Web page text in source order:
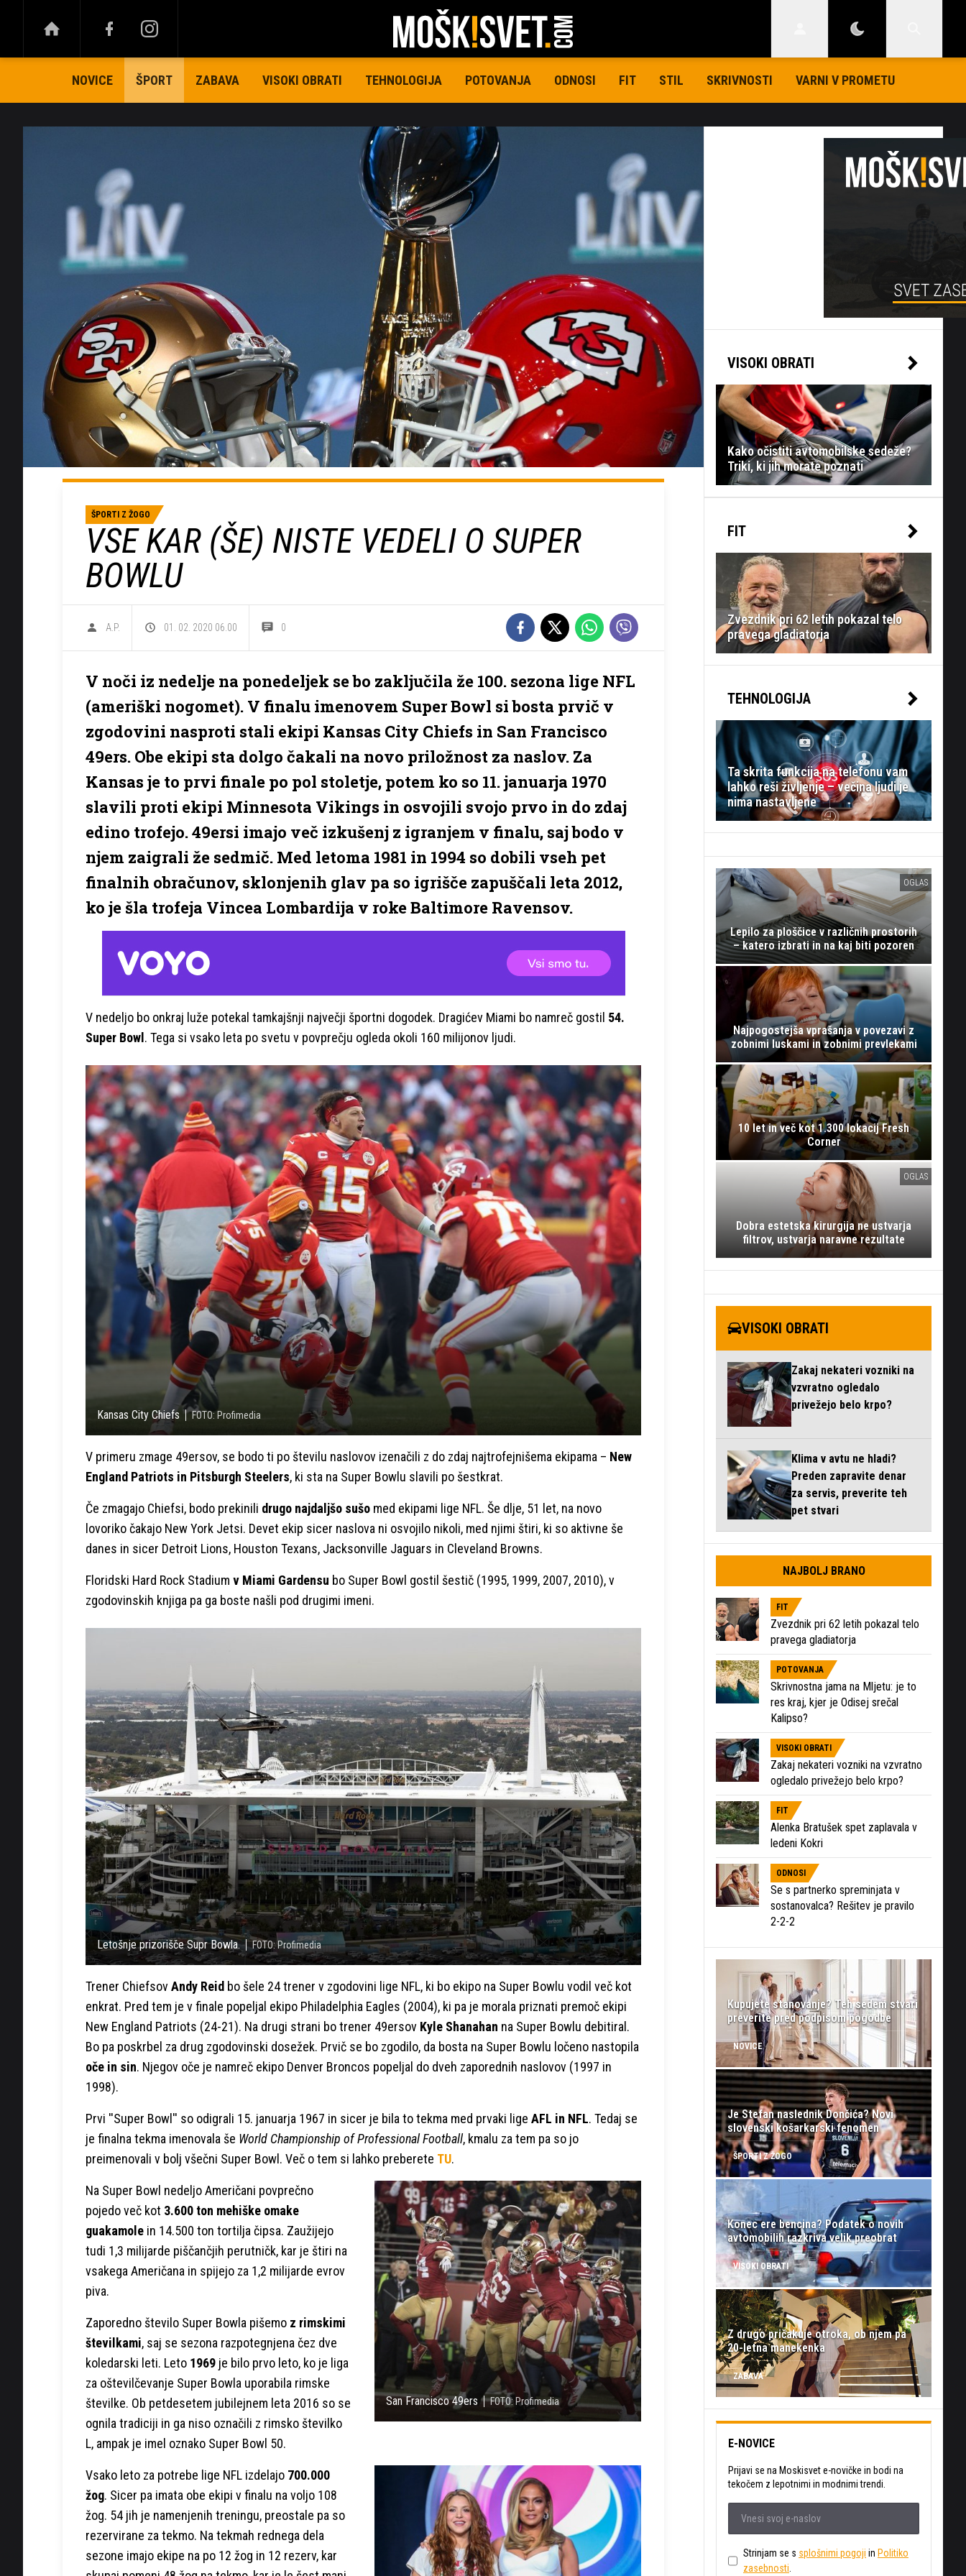
NOVICE ŠPORT ZABAVA VISOKI OBRATI TEHNOLOGIJA POTOVANJA ODNOSI FIT STIL SKRIVNOSTI VARNI V PROMETU
ŠPORTI Z ŽOGO
VSE KAR (ŠE) NISTE VEDELI O SUPER
BOWLU
A.P. 01. 02. 2020 06.00 0
V noči iz nedelje na ponedeljek se bo zaključila že 100. sezona lige NFL
(ameriški nogomet). V finalu imenovem Super Bowl si bosta prvič v
zgodovini nasproti stali ekipi Kansas City Chiefs in San Francisco
49ers. Obe ekipi sta dolgo čakali na novo priložnost za naslov. Za
Kansas je to prvi finale po pol stoletje, potem ko so 11. januarja 1970
slavili proti ekipi Minnesota Vikings in osvojili svojo prvo in do zdaj
edino trofejo. 49ersi imajo več izkušenj z igranjem v finalu, saj bodo v
njem zaigrali že sedmič. Med letoma 1981 in 1994 so dobili vseh pet
finalnih obračunov, sklonjenih glav pa so igrišče zapuščali leta 2012,
ko je šla trofeja Vincea Lombardija v roke Baltimore Ravensov.
V nedeljo bo onkraj luže potekal tamkajšnji največji športni dogodek. Dragićev Miami bo namreč gostil 54.
Super Bowl. Tega si vsako leta po svetu v povprečju ogleda okoli 160 milijonov ljudi.
Kansas City Chiefs FOTO: Profimedia
V primeru zmage 49ersov, se bodo ti po številu naslovov izenačili z do zdaj najtrofejnišema ekipama – New
England Patriots in Pitsburgh Steelers, ki sta na Super Bowlu slavili po šestkrat.
Če zmagajo Chiefsi, bodo prekinili drugo najdaljšo sušo med ekipami lige NFL. Še dlje, 51 let, na novo
lovoriko čakajo New York Jetsi. Devet ekip sicer naslova ni osvojilo nikoli, med njimi štiri, ki so aktivne še
danes in sicer Detroit Lions, Houston Texans, Jacksonville Jaguars in Cleveland Browns.
Floridski Hard Rock Stadium v Miami Gardensu bo Super Bowl gostil šestič (1995, 1999, 2007, 2010), v
zgodovinskih knjiga pa ga boste našli pod drugimi imeni.
Letošnje prizorišče Supr Bowla. FOTO: Profimedia
Trener ChiefsovAndy Reid bo šele 24 trener v zgodovini lige NFL, ki bo ekipo na Super Bowlu vodil več kot
enkrat. Pred tem je v finale popeljal ekipo Philadelphia Eagles (2004), ki pa je morala priznati premoč ekipi
New England Patriots (24-21). Na drugi strani bo trener 49ersov Kyle Shanahan na Super Bowlu debitiral.
Bo pa poskrbel za drug zgodovinski dosežek. Prvič se bo zgodilo, da bosta na Super Bowlu ločeno nastopila
oče in sin. Njegov oče je namreč ekipo Denver Broncos popeljal do dveh zaporednih naslovov (1997 in
1998).
Prvi ''Super Bowl'' so odigrali 15. januarja 1967 in sicer je bila to tekma med prvaki lige AFL in NFL. Tedaj se
je finalna tekma imenovala še World Championship of Professional Football, kmalu za tem pa so jo
preimenovali v bolj všečni Super Bowl. Več o tem si lahko preberete TU.
San Francisco 49ers FOTO: Profimedia
Na Super Bowl nedeljo Američani povprečno
pojedo več kot 3.600 ton mehiške omake
guakamole in 14.500 ton tortilja čipsa. Zaužijejo
tudi 1,3 milijarde piščančjih perutničk, kar je štiri na
vsakega Američana in spijejo za 1,2 milijarde evrov
piva.
Zaporedno število Super Bowla pišemo z rimskimi
številkami, saj se sezona razpotegnjena čez dve
koledarski leti. Leto 1969 je bilo prvo leto, ko je liga
za oštevilčevanje Super Bowla uporabila rimske
številke. Ob petdesetem jubilejnem leta 2016 so se
ognila tradiciji in ga niso označili z rimsko številko
L, ampak je imel oznako Super Bowl 50.
Vsako leto za potrebe lige NFL izdelajo 700.000
žog. Sicer pa imata obe ekipi v finalu na voljo 108
žog. 54 jih je namenjenih treningu, preostale pa so
rezervirane za tekmo. Na tekmah rednega dela
sezone imajo ekipe na po 12 žog in 12 rezerv, kar
VISOKI OBRATI
Kako očistiti avtomobilske sedeže?
Triki, ki jih morate poznati
FIT
Zvezdnik pri 62 letih pokazal telo
pravega gladiatorja
TEHNOLOGIJA
Ta skrita funkcija na telefonu vam
lahko reši življenje – večina ljudi je
nima nastavljene
OGLAS
Lepilo za ploščice v različnih prostorih
– katero izbrati in na kaj biti pozoren
Najpogostejša vprašanja v povezavi z
zobnimi luskami in zobnimi prevlekami
10 let in več kot 1.300 lokacij Fresh
Corner
OGLAS
Dobra estetska kirurgija ne ustvarja
filtrov, ustvarja naravne rezultate
VISOKI OBRATI
Zakaj nekateri vozniki na
vzvratno ogledalo
privežejo belo krpo?
Klima v avtu ne hladi?
Preden zapravite denar
za servis, preverite teh
pet stvari
NAJBOLJ BRANO
FIT
Zvezdnik pri 62 letih pokazal telo
pravega gladiatorja
POTOVANJA
Skrivnostna jama na Mljetu: je to
res kraj, kjer je Odisej srečal
Kalipso?
VISOKI OBRATI
Zakaj nekateri vozniki na vzvratno
ogledalo privežejo belo krpo?
FIT
Alenka Bratušek spet zaplavala v
ledeni Kokri
ODNOSI
Se s partnerko spreminjata v
sostanovalca? Rešitev je pravilo
2-2-2
Kupujete stanovanje? Teh sedem stvari
preverite pred podpisom pogodbe
NOVICE
Je Stefan naslednik Dončića? Novi
slovenski košarkarski fenomen
ŠPORTI Z ŽOGO
Konec ere bencina? Podatek o novih
avtomobilih razkriva velik preobrat
VISOKI OBRATI
Z drugo pričakuje otroka, ob njem pa
20-letna manekenka
ZABAVA
E-NOVICE
Prijavi se na Moskisvet e-novičke in bodi na
tekočem z lepotnimi in modnimi trendi.
Strinjam se s splošnimi pogoji in Politiko
zasebnosti